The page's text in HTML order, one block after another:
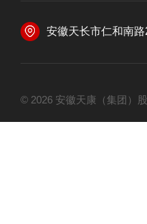
安徽天长市仁和南
© 2026 安徽天康（集团）